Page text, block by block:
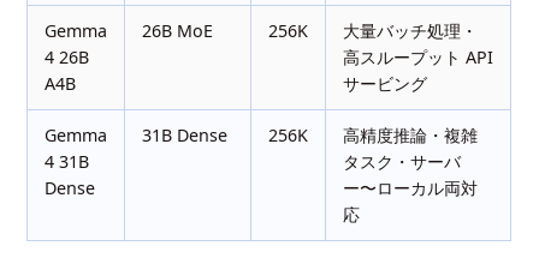
Gemma
4 26B
A4B
26B MoE 256K
大量バッチ処理・
高スループット API
サービング
Gemma
4 31B
Dense
31B Dense 256K
高精度推論・複雑
タスク・サーバ
ー〜ローカル両対
応